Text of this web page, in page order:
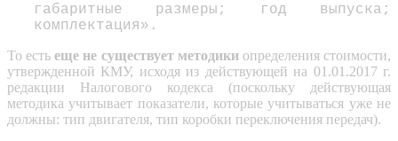
габаритные размеры; год выпуска;
комплектация».
То естьеще не существует методикиопределения стоимости,
утвержденной КМУ, исходя из действующей на 01.01.2017 г.
редакции Налогового кодекса (поскольку действующая
методика учитывает показатели, которые учитываться уже не
должны: тип двигателя, тип коробки переключения передач).